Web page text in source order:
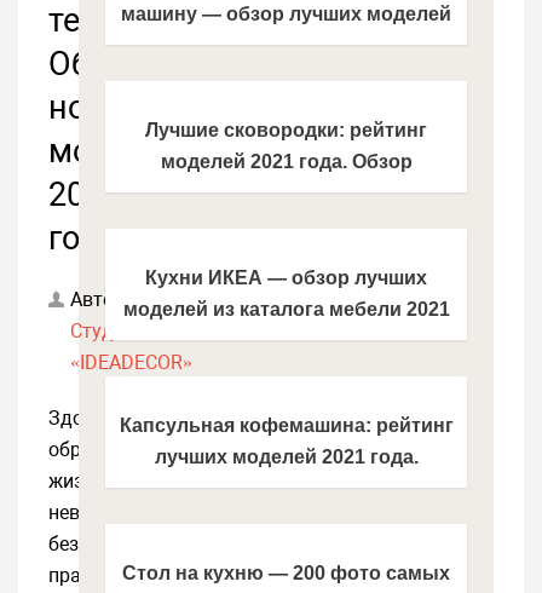
технике.
Обзор
новых
моделей
2021
года
Автор:
Студия
«IDEADECOR»
Здоровый
образ
жизни
невозможен
без
правильного
машину — обзор лучших моделей
2021 года + цены
Лучшие сковородки: рейтинг
моделей 2021 года. Обзор
надежных и безопасных моделей
Кухни ИКЕА — обзор лучших
моделей из каталога мебели 2021
года. Эксклюзивные варианты
дизайна кухонной мебели от IKEA
Капсульная кофемашина: рейтинг
лучших моделей 2021 года.
Инструкция, как выбрать хорошую
Стол на кухню — 200 фото самых